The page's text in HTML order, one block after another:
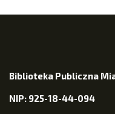
Biblioteka Publiczna
NIP: 925-18-44-094